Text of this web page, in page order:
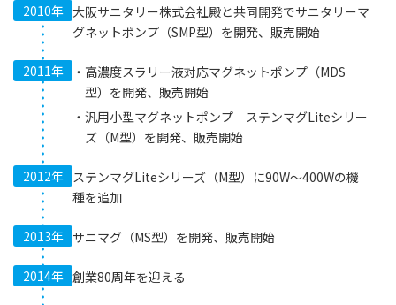
2010年 大阪サニタリー株式会社殿と共同開発でサニタリーマ
グネットポンプ（SMP型）を開発、販売開始
2011年
高濃度スラリー液対応マグネットポンプ（MDS
型）を開発、販売開始
汎用小型マグネットポンプ ステンマグLiteシリー
ズ（M型）を開発、販売開始
2012年 ステンマグLiteシリーズ（M型）に90W～400Wの機
種を追加
2013年 サニマグ（MS型）を開発、販売開始
2014年 創業80周年を迎える